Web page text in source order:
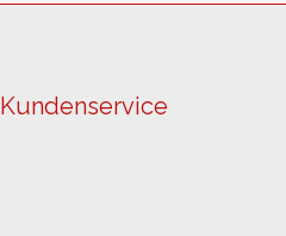
Kundenservice